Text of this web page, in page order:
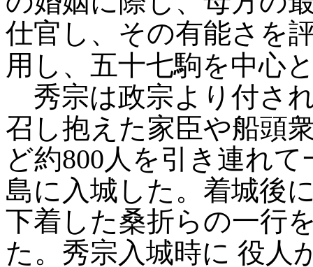
仕官し、その有能さを
用し、五十七駒を中心
秀宗は政宗より付さ
召し抱えた家臣や船頭
ど約800人を引き連れ
島に入城した。着城後
下着した桑折らの一行
た。秀宗入城時に 役人